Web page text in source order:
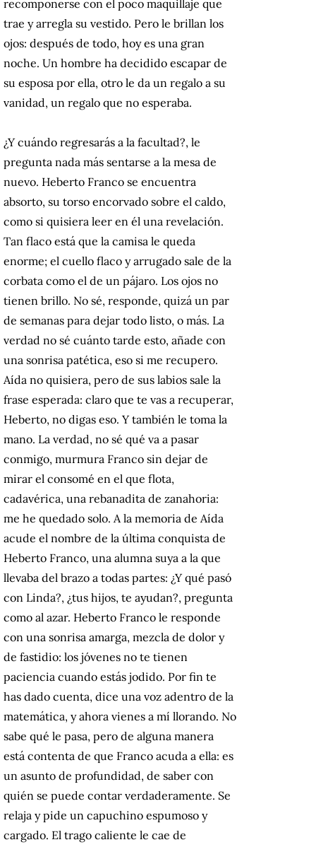
recomponerse con el poco maquillaje que
trae y arregla su vestido. Pero le brillan los
ojos: después de todo, hoy es una gran
noche. Un hombre ha decidido escapar de
su esposa por ella, otro le da un regalo a su
vanidad, un regalo que no esperaba.
¿Y cuándo regresarás a la facultad?, le
pregunta nada más sentarse a la mesa de
nuevo. Heberto Franco se encuentra
absorto, su torso encorvado sobre el caldo,
como si quisiera leer en él una revelación.
Tan flaco está que la camisa le queda
enorme; el cuello flaco y arrugado sale de la
corbata como el de un pájaro. Los ojos no
tienen brillo. No sé, responde, quizá un par
de semanas para dejar todo listo, o más. La
verdad no sé cuánto tarde esto, añade con
una sonrisa patética, eso si me recupero.
Aída no quisiera, pero de sus labios sale la
frase esperada: claro que te vas a recuperar,
Heberto, no digas eso. Y también le toma la
mano. La verdad, no sé qué va a pasar
conmigo, murmura Franco sin dejar de
mirar el consomé en el que flota,
cadavérica, una rebanadita de zanahoria:
me he quedado solo. A la memoria de Aída
acude el nombre de la última conquista de
Heberto Franco, una alumna suya a la que
llevaba del brazo a todas partes: ¿Y qué pasó
con Linda?, ¿tus hijos, te ayudan?, pregunta
como al azar. Heberto Franco le responde
con una sonrisa amarga, mezcla de dolor y
de fastidio: los jóvenes no te tienen
paciencia cuando estás jodido. Por fin te
has dado cuenta, dice una voz adentro de la
matemática, y ahora vienes a mí llorando. No
sabe qué le pasa, pero de alguna manera
está contenta de que Franco acuda a ella: es
un asunto de profundidad, de saber con
quién se puede contar verdaderamente. Se
relaja y pide un capuchino espumoso y
cargado. El trago caliente le cae de